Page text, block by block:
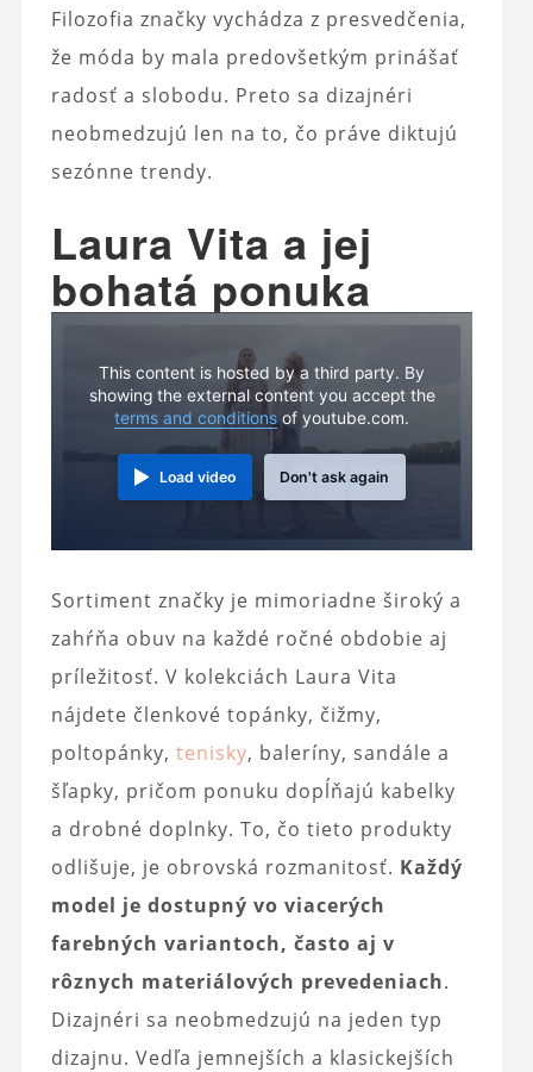
Filozofia značky vychádza z presvedčenia,
že móda by mala predovšetkým prinášať
radosť a slobodu. Preto sa dizajnéri
neobmedzujú len na to, čo práve diktujú
sezónne trendy.
Laura Vita a jej
bohatá ponuka
This content is hosted by a third party. By
showing the external content you accept the
terms and conditions of youtube.com.
Load video Don't ask again
Sortiment značky je mimoriadne široký a
zahŕňa obuv na každé ročné obdobie aj
príležitosť. V kolekciách Laura Vita
nájdete členkové topánky, čižmy,
poltopánky, tenisky, baleríny, sandále a
šľapky, pričom ponuku dopĺňajú kabelky
a drobné doplnky. To, čo tieto produkty
odlišuje, je obrovská rozmanitosť. Každý
model je dostupný vo viacerých
farebných variantoch, často aj v
rôznych materiálových prevedeniach.
Dizajnéri sa neobmedzujú na jeden typ
dizajnu. Vedľa jemnejších a klasickejších